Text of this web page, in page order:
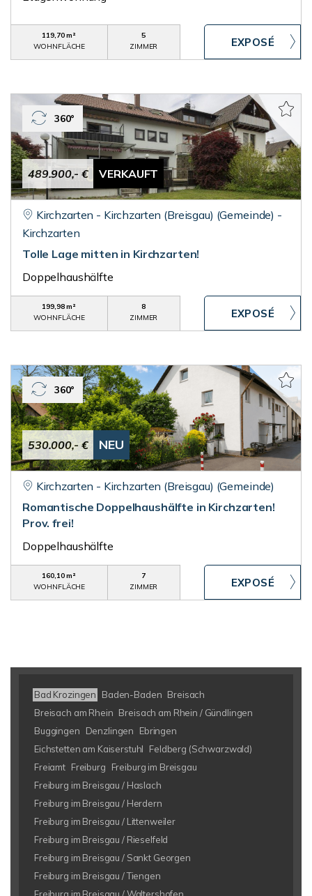
119,70 m²
WOHNFLÄCHE
5
ZIMMER
489.900,- € VERKAUFT
360°
Kirchzarten - Kirchzarten (Breisgau) (Gemeinde) -
Kirchzarten
Tolle Lage mitten in Kirchzarten!
Doppelhaushälfte
199,98 m²
WOHNFLÄCHE
8
ZIMMER
530.000,- € NEU
360°
Kirchzarten - Kirchzarten (Breisgau) (Gemeinde)
Romantische Doppelhaushälfte in Kirchzarten!
Prov. frei!
Doppelhaushälfte
160,10 m²
WOHNFLÄCHE
7
ZIMMER
Bad Krozingen Baden-Baden Breisach
Breisach am Rhein Breisach am Rhein / Gündlingen
Buggingen
Denzlingen
Ebringen
Eichstetten am Kaiserstuhl
Feldberg (Schwarzwald)
Freiamt Freiburg
Freiburg im Breisgau
Freiburg im Breisgau / Haslach
Freiburg im Breisgau / Herdern
Freiburg im Breisgau / Littenweiler
Freiburg im Breisgau / Rieselfeld
Freiburg im Breisgau / Sankt Georgen
Freiburg im Breisgau / Tiengen